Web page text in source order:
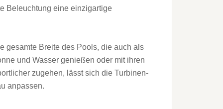
Beleuchtung eine einzigartige
gesamte Breite des Pools, die auch als
und Wasser genießen oder mit ihren
zugehen, lässt sich die Turbinen-
anpassen.